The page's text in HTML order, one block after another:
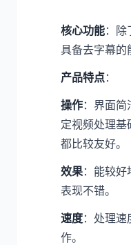
核心功能：
具备去字幕的
产品特点：
操作：界面
定视频处理基
都比较友好。
效果：能较
表现不错。
速度：处理
作。